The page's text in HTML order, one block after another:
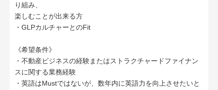
り組み、
楽しむことが出来る方
・GLPカルチャーとのFit
《希望条件》
・不動産ビジネスの経験またはストラクチャードファイナン
スに関する業務経験
・英語はMustではないが、数年内に英語力を向上させたいと